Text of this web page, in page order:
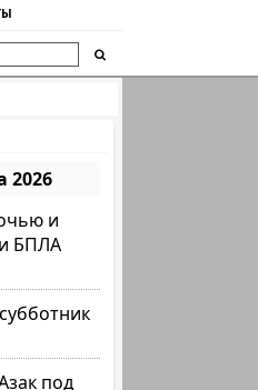
2026
и
БПЛА
под